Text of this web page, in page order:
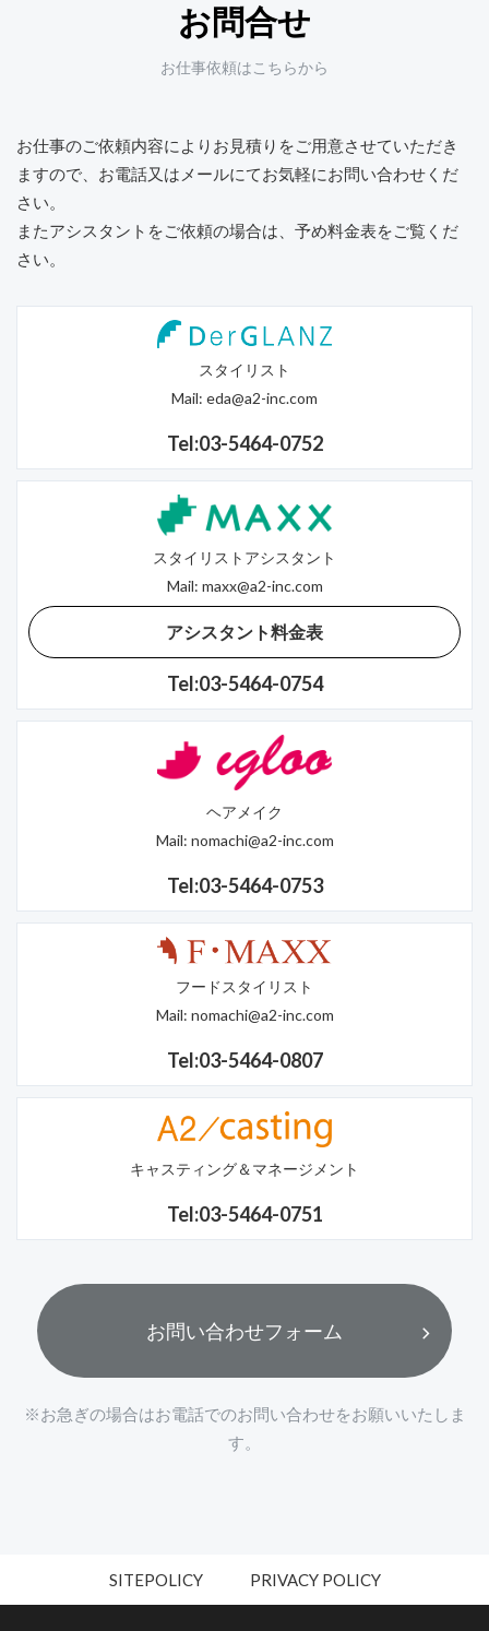
お問合せ
お仕事依頼はこちらから
お仕事のご依頼内容によりお見積りをご用意させていただき
ますので、 お電話又はメールにてお気軽にお問い合わせくだ
さい。
またアシスタントをご依頼の場合は、予め料金表をご覧くだ
さい。
スタイリスト
Mail: eda@a2-inc.com
Tel:03-5464-0752
スタイリストアシスタント
Mail: maxx@a2-inc.com
アシスタント料金表
Tel:03-5464-0754
ヘアメイク
Mail: nomachi@a2-inc.com
Tel:03-5464-0753
フードスタイリスト
Mail: nomachi@a2-inc.com
Tel:03-5464-0807
キャスティング＆マネージメント
Tel:03-5464-0751
お問い合わせフォーム
※お急ぎの場合はお電話でのお問い合わせをお願いいたしま
す。
SITEPOLICY PRIVACY POLICY